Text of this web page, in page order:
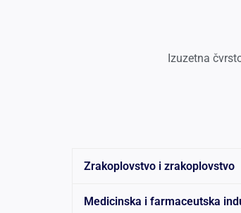
Izuzetna
Zrakoplovstvo i zrakoplovstvo
Medicinska i farmaceutska